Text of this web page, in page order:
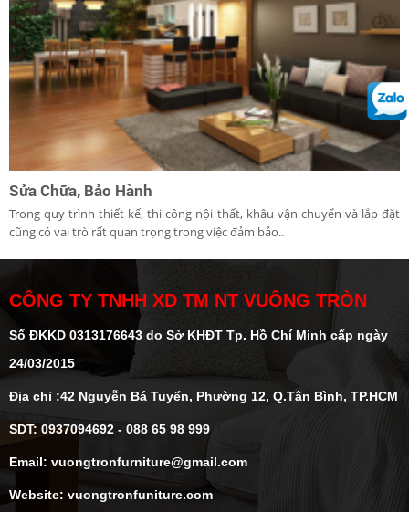
Sửa Chữa, Bảo Hành
Trong quy trình thiết kế, thi công nội thất, khâu vận chuyển và lắp đặt
cũng có vai trò rất quan trọng trong việc đảm bảo..
CÔNG TY TNHH XD TM NT VUÔNG TRÒN
Số ĐKKD 0313176643 do Sở KHĐT Tp. Hồ Chí Minh cấp ngày
24/03/2015
Địa chỉ :42 Nguyễn Bá Tuyển, Phường 12, Q.Tân Bình, TP.HCM
SDT: 0937094692 - 088 65 98 999
Email: vuongtronfurniture@gmail.com
Website: vuongtronfuniture.com